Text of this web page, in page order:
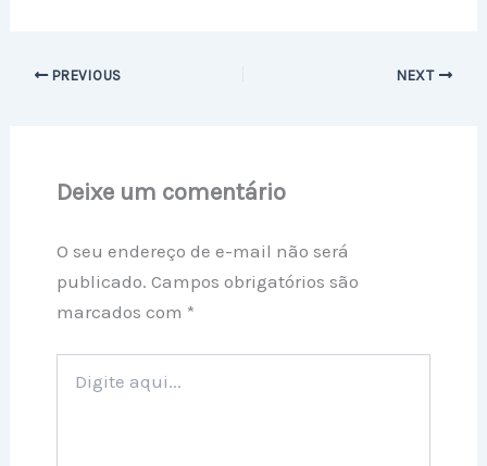
PREVIOUS NEXT
Deixe um comentário
O seu endereço de e-mail não será
publicado. Campos obrigatórios são
marcados com *
aqui...